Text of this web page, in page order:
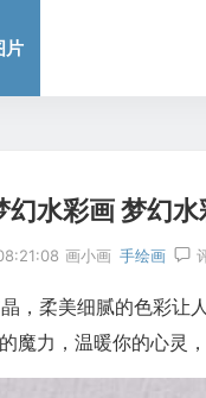
片
幻水彩画 梦幻
画小画 手绘画
，柔美细腻的色彩
力，温暖你的心灵